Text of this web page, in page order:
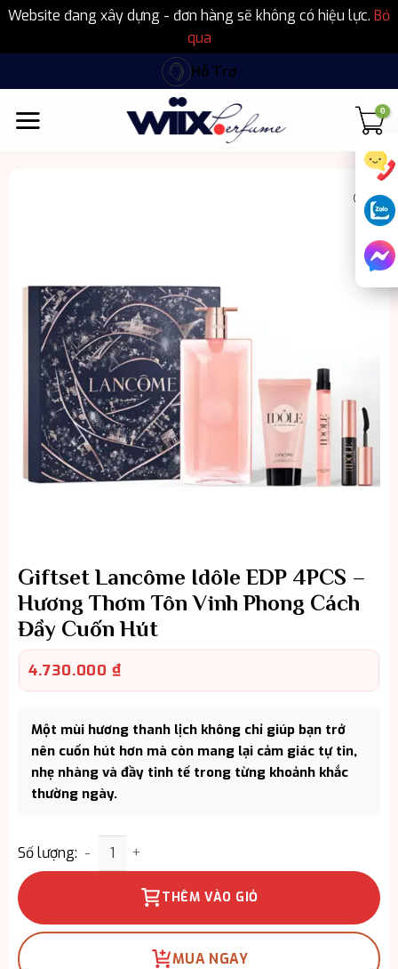
Website đang xây dựng - đơn hàng sẽ không có hiệu lực. Bỏ
qua
qua
nội
dung
Hỗ Trợ
Giftset Lancôme Idôle EDP 4PCS –
Hương Thơm Tôn Vinh Phong Cách
Đầy Cuốn Hút
4.730.000 ₫
Một mùi hương thanh lịch không chỉ giúp bạn trở
nên cuốn hút hơn mà còn mang lại cảm giác tự tin,
nhẹ nhàng và đầy tinh tế trong từng khoảnh khắc
thường ngày.
Số lượng: Giftset Lancôme Idôle EDP 4PCS - Hương Thơm
THÊM VÀO GIỎ
MUA NGAY